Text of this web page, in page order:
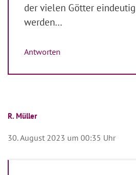
der vielen Götter
werden…
Antworten
R. Müller
30. August 2023 um 00:35 Uhr